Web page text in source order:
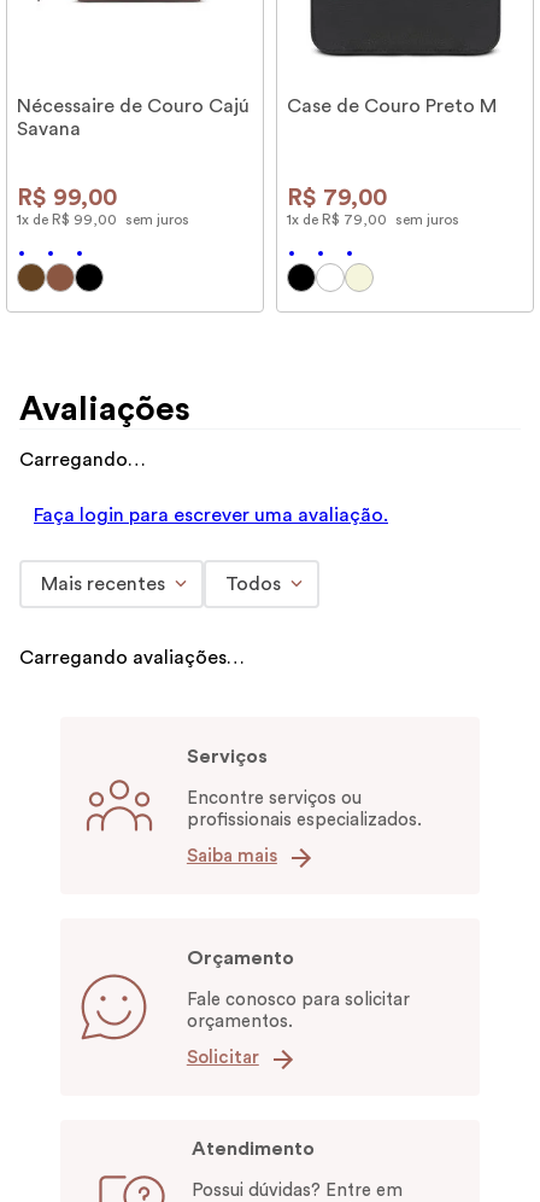
Nécessaire de Couro Cajú
Savana
R$ 99,00
1x de R$ 99 00 sem juros
Case de Couro Preto M
R$ 79,00
1x de R$ 79 00 sem juros
Avaliações
Carregando…
Faça login para escrever uma avaliação.
Mais recentes Todos
Carregando avaliações…
Serviços
Encontre serviços ou
profissionais especializados.
Saiba mais
Orçamento
Fale conosco para solicitar
orçamentos.
Solicitar
Atendimento
Possui dúvidas? Entre em